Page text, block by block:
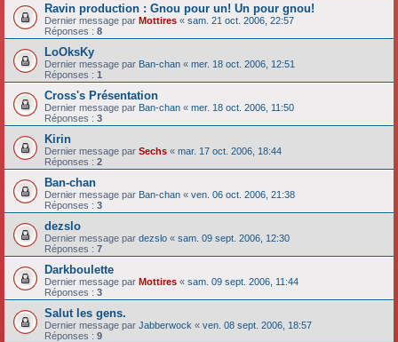
Ravin production : Gnou pour un! Un pour gnou!
Dernier message par Mottires « sam. 21 oct. 2006, 22:57
Réponses : 8
LoOksKy
Dernier message par Ban-chan « mer. 18 oct. 2006, 12:51
Réponses : 1
Cross's Présentation
Dernier message par Ban-chan « mer. 18 oct. 2006, 11:50
Réponses : 3
Kirin
Dernier message par Sechs « mar. 17 oct. 2006, 18:44
Réponses : 2
Ban-chan
Dernier message par Ban-chan « ven. 06 oct. 2006, 21:38
Réponses : 3
dezslo
Dernier message par dezslo « sam. 09 sept. 2006, 12:30
Réponses : 7
Darkboulette
Dernier message par Mottires « sam. 09 sept. 2006, 11:44
Réponses : 3
Salut les gens.
Dernier message par Jabberwock « ven. 08 sept. 2006, 18:57
Réponses : 9